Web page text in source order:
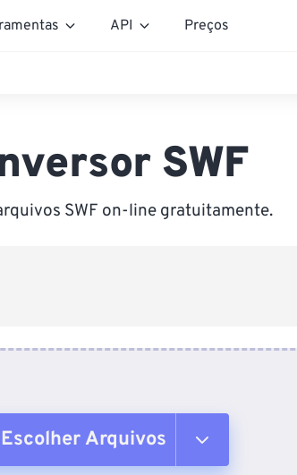
API Preços
SWF
SWF on-line gratuitamente.
Escolher Arquivos